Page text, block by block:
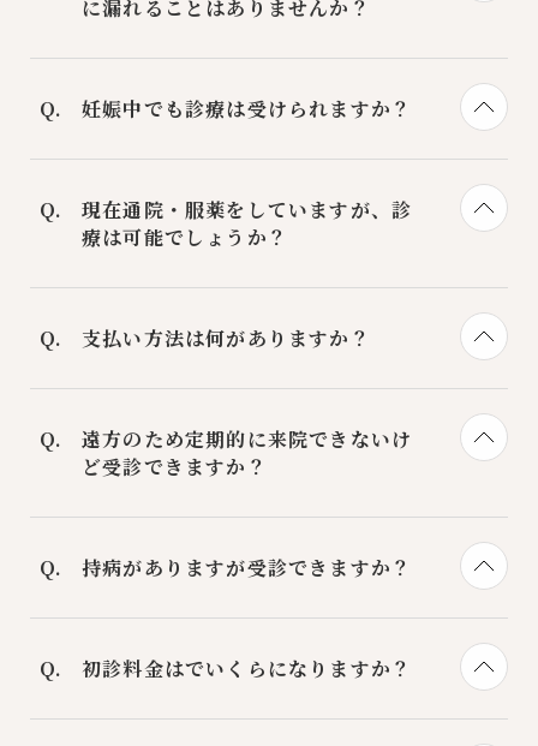
ご提案させていただきます。
に漏れることはありませんか？
用されることはありません。ご本人以外か
らの問い合わせがあった場合、ご家族であ
っても受診の有無や診療内容を回答するこ
協力を求められた場合は情報を開示するこ
とがあります。
妊娠中でも診療は受けられますか？
能性のある方の施術は、基本的には承るこ
とができません。ご了承ください。
現在通院・服薬をしていますが、診
療は可能でしょうか？
だきます。ご予約時またはカウンセリング
時にお申し出いただき、ご受診時にお薬手
帳をご持参ください。
支払い方法は何がありますか？
ほか、QR決済もご利用いただけます。
遠方のため定期的に来院できないけ
ど受診できますか？
ただけますのでお気軽にお越しくださいま
せ。
持病がありますが受診できますか？
で、LINEまたはお電話にてお問い合わせ
ください。
初診料金はでいくらになりますか？